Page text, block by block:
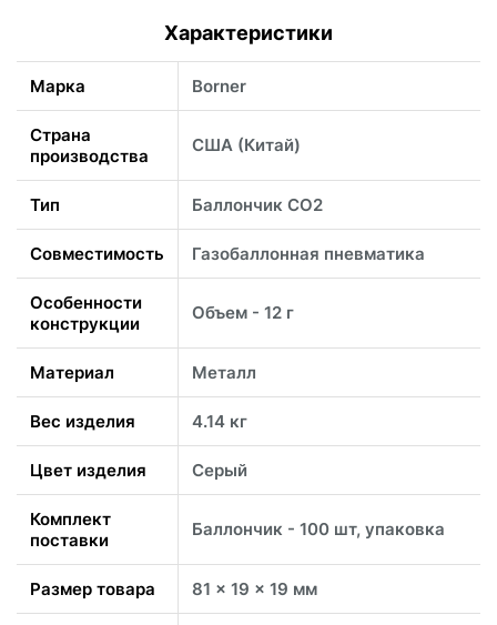
Характеристики
Марка Borner
Страна
производства
США (Китай)
Тип Баллончик CO2
Совместимость Газобаллонная пневматика
Особенности
конструкции
Объем - 12 г
Материал Металл
Вес изделия 4.14 кг
Цвет изделия Серый
Комплект
поставки
Баллончик - 100 шт, упаковка
Размер товара 81 x 19 x 19 мм